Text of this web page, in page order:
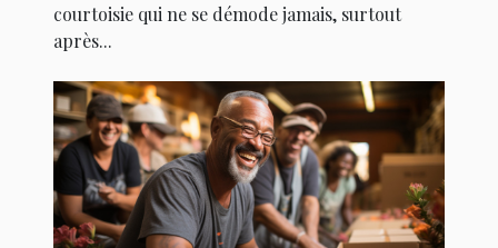
courtoisie qui ne se démode jamais, surtout
après...